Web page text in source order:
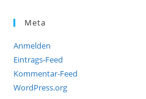
Meta
Anmelden
Eintrags-Feed
Kommentar-Feed
WordPress.org